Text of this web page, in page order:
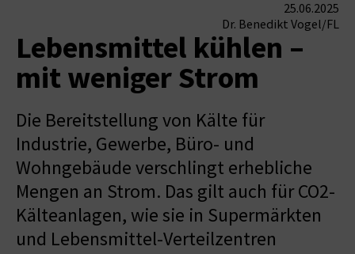
25.06.2025
Dr. Benedikt Vogel/FL
Lebensmittel kühlen –
mit weniger Strom
Die Bereitstellung von Kälte für
Industrie, Gewerbe, Büro- und
Wohngebäude verschlingt erhebliche
Mengen an Strom. Das gilt auch für CO2-
Kälteanlagen, wie sie in Supermärkten
und Lebensmittel-Verteilzentren